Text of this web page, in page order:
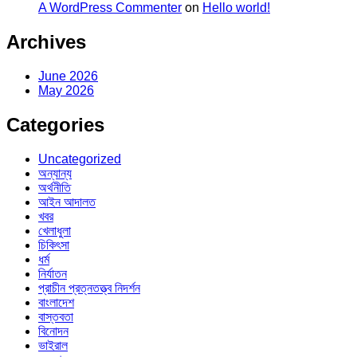
A WordPress Commenter on Hello world!
Archives
June 2026
May 2026
Categories
Uncategorized
অন্যান্য
অর্থনীতি
আইন আদালত
খবর
খেলাধুলা
চিকিৎসা
ধর্ম
নির্যাতন
প্রাচীন প্রত্নতত্ত্ব নিদর্শন
বাংলাদেশ
বাস্তবতা
বিনোদন
ভাইরাল